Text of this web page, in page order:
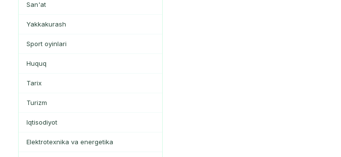
San'at
Yakkakurash
Sport oyinlari
Huquq
Tarix
Turizm
Iqtisodiyot
Elektrotexnika va energetika